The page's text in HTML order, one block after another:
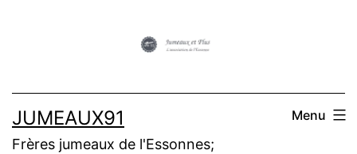
JUMEAUX91
Frères jumeaux de l'Essonnes;
Menu